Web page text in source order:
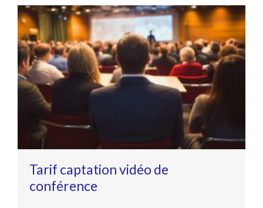
Tarif captation vidéo de
conférence